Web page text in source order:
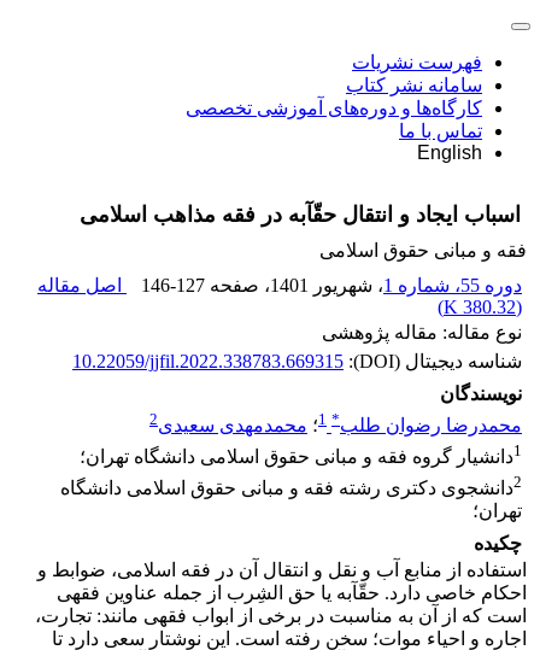
فهرست نشریات
سامانه نشر کتاب
کارگاه‌ها و دوره‌های آموزشی تخصصی
تماس با ما
English
اسباب ایجاد و انتقال حقّآبه در فقه مذاهب اسلامی
فقه و مبانی حقوق اسلامی
دوره 55، شماره 1
، شهریور 1401 ، صفحه 146-127
اصل مقاله
(
380.32 K
)
نوع مقاله: مقاله پژوهشی
شناسه دیجیتال (DOI):
10.22059/jjfil.2022.338783.669315
نویسندگان
محمدرضا رضوان طلب*
1؛ محمدمهدی سعیدی2
1دانشیار گروه فقه و مبانی حقوق اسلامی دانشگاه تهران؛
2دانشجوی دکتری رشته فقه و مبانی حقوق اسلامی دانشگاه
تهران؛
چکیده
استفاده از منابع آب و نقل و انتقال آن در فقه اسلامی، ضوابط و
احکام خاصی دارد. حقّآبه یا حق الشِرب از جمله عناوین فقهی
است که از آن به مناسبت در برخی از ابواب فقهی مانند: تجارت،
اجاره و احیاء موات؛ سخن رفته است. این نوشتار سعی دارد تا